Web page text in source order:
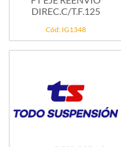
DIREC.C/T.F.125
Cód: IG1348